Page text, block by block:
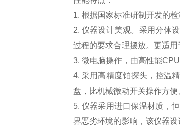
1. 根据国家标准研制开发的
2. 仪器设计美观。采用分体
过程的要求合理摆放。更适用
3. 微电脑操作，由高性能
4. 采用高精度铂探头，控温
盘，比机械微动开关操作方便
5. 仪器采用进口保温材质，
界恶劣环境的影响，该仪器